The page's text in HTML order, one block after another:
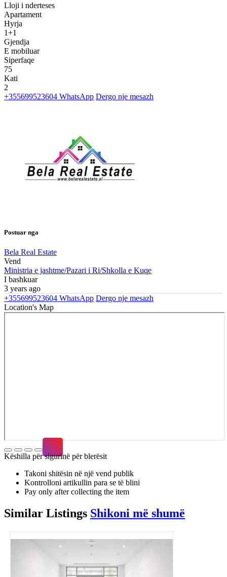
Lloji i nderteses
Apartament
Hyrja
1+1
Gjendja
E mobiluar
Siperfaqe
75
Kati
2
+355699523604 WhatsApp Dergo nje mesazh
Postuar nga
Bela Real Estate
Vend
Ministria e jashtme/Pazari i Ri/Shkolla e Kuqe
I bashkuar
3 years ago
+355699523604 WhatsApp Dergo nje mesazh
Location's Map
Këshilla për sigurinë për blerësit
Takoni shitësin në një vend publik
Kontrolloni artikullin para se të blini
Pay only after collecting the item
Similar Listings Shikoni më shumë